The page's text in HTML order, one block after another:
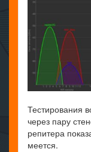
Тестирования
через пару
репитера
меется.